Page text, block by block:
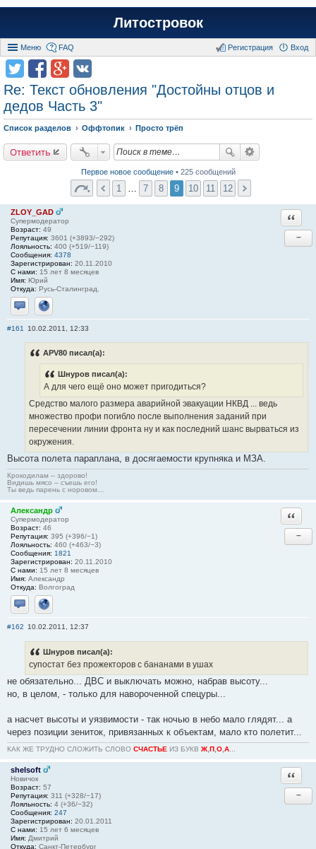
Литостровок
Меню FAQ Вход
Регистрация
Re: Текст обновления "Достойны отцов и
дедов Часть 3"
Список разделов Оффтопик Просто трёп
Ответить
Первое новое сообщение• 225 сообщений
1 7 8 9 10 11 12
ZLOY_GAD
Супермодератор
Возраст: 49
Репутация: 3601 (+3893/−292)
Лояльность: 400 (+519/−119)
Сообщения: 4378
Зарегистрирован: 20.11.2010
С нами: 15 лет 8 месяцев
Имя: Юрий
Откуда: Русь-Сталинград.
Отправить личное сообщение
Сайт
−
#161 10.02.2011, 12:33
APV80 писал(а):
Шнуров писал(а):
А для чего ещё оно может пригодиться?
Средство малого размера аварийной эвакуации НКВД ... ведь
множество профи погибло после выполнения заданий при
пересечении линии фронта ну и как последний шанс вырваться из
окружения.
Высота полета параплана, в досягаемости крупняка и МЗА.
Крокодилам – здорово!
Видишь мясо – съешь его!
Ты ведь парень с норовом…
Александр
Супермодератор
Возраст: 46
Репутация: 395 (+396/−1)
Лояльность: 460 (+463/−3)
Сообщения: 1821
Зарегистрирован: 20.11.2010
С нами: 15 лет 8 месяцев
Имя: Александр
Откуда: Волгоград
Отправить личное сообщение
Сайт
−
#162 10.02.2011, 12:37
Шнуров писал(а):
супостат без прожекторов с бананами в ушах
не обязательно... ДВС и выключать можно, набрав высоту...
но, в целом, - только для навороченной спецуры...
а насчет высоты и уязвимости - так ночью в небо мало глядят... а
через позиции зениток, привязанных к объектам, мало кто полетит...
КАК ЖЕ ТРУДНО СЛОЖИТЬ СЛОВО СЧАСТЬЕ ИЗ БУКВ Ж П О А
shelsoft
Новичок
Возраст: 57
Репутация: 311 (+328/−17)
Лояльность: 4 (+36/−32)
Сообщения: 247
Зарегистрирован: 20.01.2011
С нами: 15 лет 6 месяцев
Имя: Дмитрий
Откуда: Санкт-Петербург
−